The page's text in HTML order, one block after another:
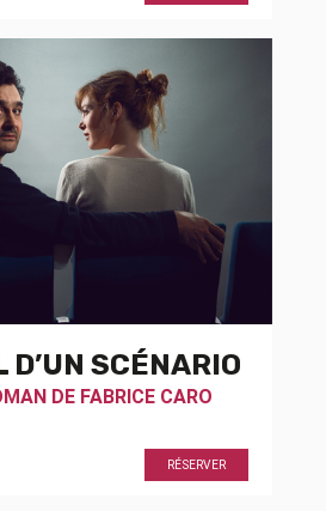
SCÉNARIO
DE FABRICE CARO
RÉSERVER